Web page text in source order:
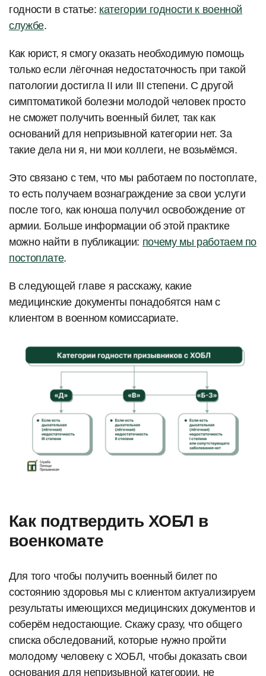
годности в статье: категории годности к военной
службе.
Как юрист, я смогу оказать необходимую помощь
только если лёгочная недостаточность при такой
патологии достигла II или III степени. С другой
симптоматикой болезни молодой человек просто
не сможет получить военный билет, так как
оснований для непризывной категории нет. За
такие дела ни я, ни мои коллеги, не возьмёмся.
Это связано с тем, что мы работаем по постоплате,
то есть получаем вознаграждение за свои услуги
после того, как юноша получил освобождение от
армии. Больше информации об этой практике
можно найти в публикации: почему мы работаем по
постоплате.
В следующей главе я расскажу, какие
медицинские документы понадобятся нам с
клиентом в военном комиссариате.
Как подтвердить ХОБЛ в
военкомате
Для того чтобы получить военный билет по
состоянию здоровья мы с клиентом актуализируем
результаты имеющихся медицинских документов и
соберём недостающие. Скажу сразу, что общего
списка обследований, которые нужно пройти
молодому человеку с ХОБЛ, чтобы доказать свои
основания для непризывной категории, не